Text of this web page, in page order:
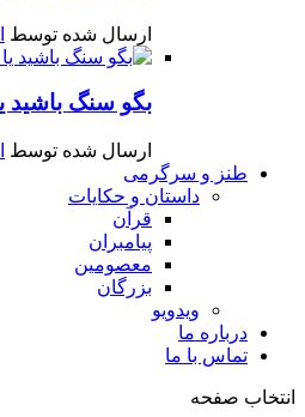
ارسال شده توسط
بگو سنگ باشید
ارسال شده توسط
طنز و سرگرمی
داستان و حکایات
قرآن
پیامبران
معصومین
بزرگان
ویدویو
درباره ما
تماس با ما
انتخاب صفحه